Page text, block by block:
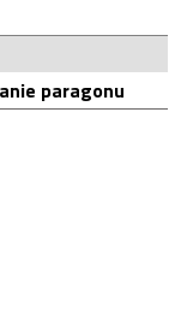
paragonu